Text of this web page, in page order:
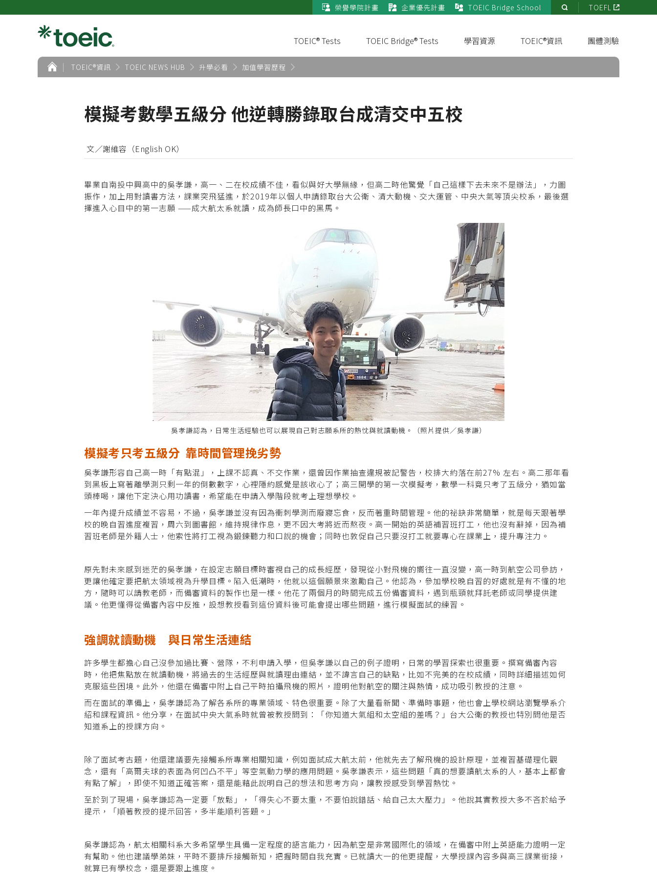
榮譽學院計畫 企業優先計畫 TOEIC Bridge School
站
TOEFL
TOEIC® Tests TOEIC Bridge® Tests 學習資源 TOEIC®資訊 團體測驗
首
頁
TOEIC®資訊 TOEIC NEWS HUB 升學必看 加值學習歷程
模擬考數學五級分 他逆轉勝錄取台成清交中五校
文／謝維容（English OK）
畢業自南投中興高中的吳孝謙，高一、二在校成績不佳，看似與好大學無緣，但高二時他驚覺「自己這樣下去未來不是辦法」，力圖
振作，加上用對讀書方法，課業突飛猛進，於2019年以個人申請錄取台大公衛、清大動機、交大運管、中央大氣等頂尖校系，最後選
擇進入心目中的第一志願 ——成大航太系就讀，成為師長口中的黑馬。
吳孝謙認為，日常生活經驗也可以展現自己對志願系所的熱忱與就讀動機。（照片提供／吳孝謙）
模擬考只考五級分 靠時間管理挽劣勢
吳孝謙形容自己高一時「有點混」，上課不認真、不交作業，還曾因作業抽查違規被記警告，校排大約落在前27% 左右。高二那年看
到黑板上寫著離學測只剩一年的倒數數字，心裡隱約感覺是該收心了；高三開學的第一次模擬考，數學一科竟只考了五級分，猶如當
頭棒喝，讓他下定決心用功讀書，希望能在申請入學階段就考上理想學校。
一年內提升成績並不容易，不過，吳孝謙並沒有因為衝刺學測而廢寢忘食，反而著重時間管理。他的祕訣非常簡單，就是每天跟著學
校的晚自習進度複習，周六到圖書館，維持規律作息，更不因大考將近而熬夜。高一開始的英語補習班打工，他也沒有辭掉，因為補
習班老師是外籍人士，他索性將打工視為鍛鍊聽力和口說的機會；同時也敦促自己只要沒打工就要專心在課業上，提升專注力。
原先對未來感到迷茫的吳孝謙，在設定志願目標時審視自己的成長經歷，發現從小對飛機的嚮往一直沒變，高一時到航空公司參訪，
更讓他確定要把航太領域視為升學目標。陷入低潮時，他就以這個願景來激勵自己。他認為，參加學校晚自習的好處就是有不懂的地
方，隨時可以請教老師，而備審資料的製作也是一樣。他花了兩個月的時間完成五份備審資料，遇到瓶頸就拜託老師或同學提供建
議。他更懂得從備審內容中反推，設想教授看到這份資料後可能會提出哪些問題，進行模擬面試的練習。
強調就讀動機 與日常生活連結
許多學生都擔心自己沒參加過比賽、營隊，不利申請入學，但吳孝謙以自己的例子證明，日常的學習探索也很重要。撰寫備審內容
時，他把焦點放在就讀動機，將過去的生活經歷與就讀理由連結，並不諱言自己的缺點，比如不完美的在校成績，同時詳細描述如何
克服這些困境。此外，他還在備審中附上自己平時拍攝飛機的照片，證明他對航空的關注與熱情，成功吸引教授的注意。
而在面試的準備上，吳孝謙認為了解各系所的專業領域、特色很重要。除了大量看新聞、準備時事題，他也會上學校網站瀏覽學系介
紹和課程資訊。他分享，在面試中央大氣系時就曾被教授問到：「你知道大氣組和太空組的差嗎？」台大公衛的教授也特別問他是否
知道系上的授課方向。
除了面試考古題，他還建議要先接觸系所專業相關知識，例如面試成大航太前，他就先去了解飛機的設計原理，並複習基礎理化觀
念，還有「高爾夫球的表面為何凹凸不平」等空氣動力學的應用問題。吳孝謙表示，這些問題「真的想要讀航太系的人，基本上都會
有點了解」，即使不知道正確答案，還是能藉此說明自己的想法和思考方向，讓教授感受到學習熱忱。
至於到了現場，吳孝謙認為一定要「放鬆」，「得失心不要太重，不要怕說錯話、給自己太大壓力」。他說其實教授大多不吝於給予
提示，「順著教授的提示回答，多半能順利答題。」
吳孝謙認為，航太相關科系大多希望學生具備一定程度的語言能力，因為航空是非常國際化的領域，在備審中附上英語能力證明一定
有幫助。他也建議學弟妹，平時不要排斥接觸新知，把握時間自我充實。已就讀大一的他更提醒，大學授課內容多與高三課業銜接，
就算已有學校念，還是要跟上進度。